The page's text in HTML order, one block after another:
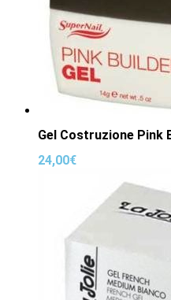
Gel Costruzione Pink
24,00€